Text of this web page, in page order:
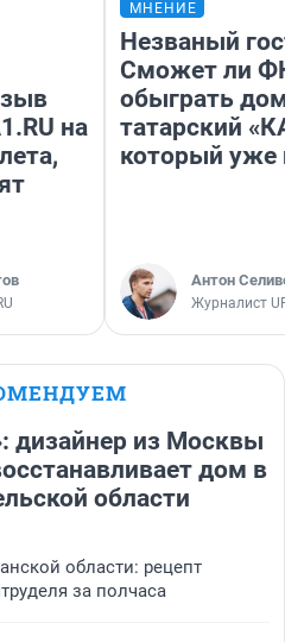
на
МНЕНИЕ
Незваный
Сможет ли ФК
обыграть дома
татарский
который уже
Антон
Журналист
дизайнер из Москвы
дом в
области
области: рецепт
за полчаса